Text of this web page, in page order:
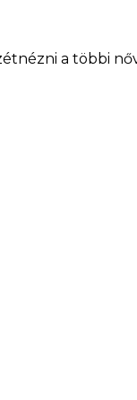
a többi